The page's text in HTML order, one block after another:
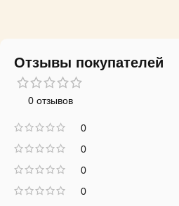
Отзывы покупателей
0 отзывов
0
0
0
0